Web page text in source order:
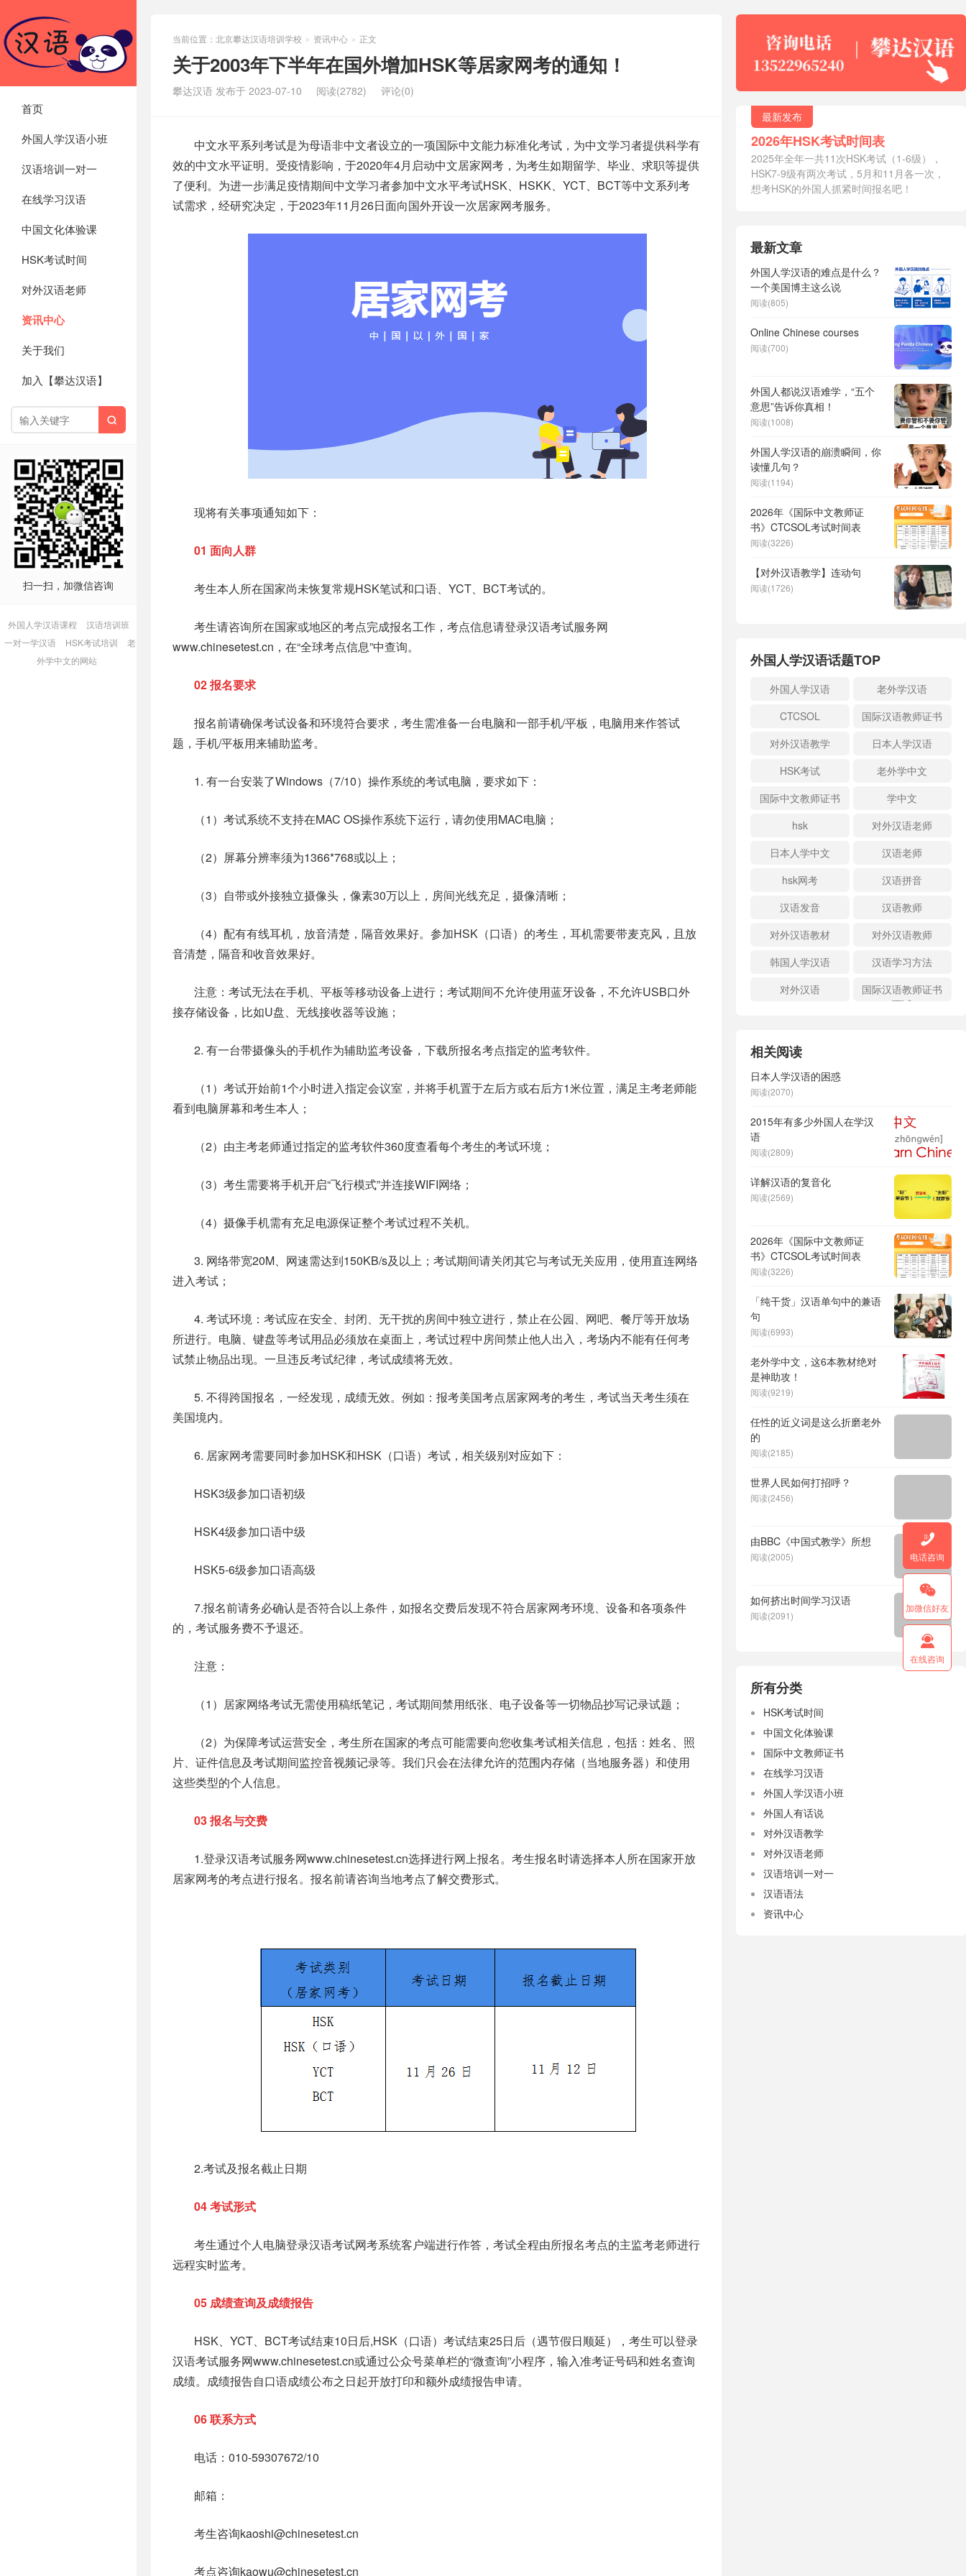
首页
外国人学汉语小班
汉语培训一对一
在线学习汉语
中国文化体验课
HSK考试时间
对外汉语老师
资讯中心
关于我们
加入【攀达汉语】

扫一扫，加微信咨询
外国人学汉语课程
汉语培训班
一对一学汉语
HSK考试培训
老
外学中文的网站
当前位置： 北京攀达汉语培训学校 > 资讯中心 > 正文
关于2003年下半年在国外增加HSK等居家网考的通知！
攀达汉语 发布于 2023-07-10 阅读(2782) 评论(0)
中文水平系列考试是为母语非中文者设立的一项国际中文能力标准化考试，为中文学习者提供科学有
效的中文水平证明。受疫情影响，于2020年4月启动中文居家网考，为考生如期留学、毕业、求职等提供
了便利。 为进一步满足疫情期间中文学习者参加中文水平考试HSK、HSKK、YCT、BCT等中文系列考
试需求，经研究决定，于2023年11月26日面向国外开设一次居家网考服务。
现将有关事项通知如下：
01 面向人群
考生本人所在国家尚未恢复常规HSK笔试和口语、YCT、BCT考试的。
考生请咨询所在国家或地区的考点完成报名工作，考点信息请登录汉语考试服务网
www.chinesetest.cn，在“全球考点信息”中查询。
02报名要求
报名前请确保考试设备和环境符合要求，考生需准备一台电脑和一部手机/平板，电脑用来作答试
题，手机/平板用来辅助监考。
1. 有一台安装了Windows（7/10）操作系统的考试电脑，要求如下：
（1）考试系统不支持在MAC OS操作系统下运行，请勿使用MAC电脑；
（2）屏幕分辨率须为1366*768或以上；
（3）自带或外接独立摄像头，像素30万以上，房间光线充足，摄像清晰；
（4）配有有线耳机，放音清楚，隔音效果好。参加HSK（口语）的考生，耳机需要带麦克风，且放
音清楚，隔音和收音效果好。
注意：考试无法在手机、平板等移动设备上进行；考试期间不允许使用蓝牙设备，不允许USB口外
接存储设备，比如U盘、无线接收器等设施；
2. 有一台带摄像头的手机作为辅助监考设备，下载所报名考点指定的监考软件。
（1）考试开始前1个小时进入指定会议室，并将手机置于左后方或右后方1米位置，满足主考老师能
看到电脑屏幕和考生本人；
（2）由主考老师通过指定的监考软件360度查看每个考生的考试环境；
（3）考生需要将手机开启“飞行模式”并连接WIFI网络；
（4）摄像手机需有充足电源保证整个考试过程不关机。
3. 网络带宽20M、网速需达到150KB/s及以上；考试期间请关闭其它与考试无关应用，使用直连网络
进入考试；
4. 考试环境：考试应在安全、封闭、无干扰的房间中独立进行，禁止在公园、网吧、餐厅等开放场
所进行。电脑、键盘等考试用品必须放在桌面上，考试过程中房间禁止他人出入，考场内不能有任何考
试禁止物品出现。一旦违反考试纪律，考试成绩将无效。
5. 不得跨国报名，一经发现，成绩无效。例如：报考美国考点居家网考的考生，考试当天考生须在
美国境内。
6. 居家网考需要同时参加HSK和HSK（口语）考试，相关级别对应如下：
HSK3级参加口语初级
HSK4级参加口语中级
HSK5-6级参加口语高级
7.报名前请务必确认是否符合以上条件，如报名交费后发现不符合居家网考环境、设备和各项条件
的，考试服务费不予退还。
注意：
（1）居家网络考试无需使用稿纸笔记，考试期间禁用纸张、电子设备等一切物品抄写记录试题；
（2）为保障考试运营安全，考生所在国家的考点可能需要向您收集考试相关信息，包括：姓名、照
片、证件信息及考试期间监控音视频记录等。我们只会在法律允许的范围内存储（当地服务器）和使用
这些类型的个人信息。
03报名与交费
1.登录汉语考试服务网www.chinesetest.cn选择进行网上报名。考生报名时请选择本人所在国家开放
居家网考的考点进行报名。报名前请咨询当地考点了解交费形式。
2.考试及报名截止日期
04考试形式
考生通过个人电脑登录汉语考试网考系统客户端进行作答，考试全程由所报名考点的主监考老师进行
远程实时监考。
05 成绩查询及成绩报告
HSK、YCT、BCT考试结束10日后,HSK（口语）考试结束25日后（遇节假日顺延），考生可以登录
汉语考试服务网www.chinesetest.cn或通过公众号菜单栏的“微查询”小程序，输入准考证号码和姓名查询
成绩。成绩报告自口语成绩公布之日起开放打印和额外成绩报告申请。
06联系方式
电话：010-59307672/10
邮箱：
考生咨询kaoshi@chinesetest.cn
考点咨询kaowu@chinesetest.cn
最新发布
2026年HSK考试时间表
2025年全年一共11次HSK考试（1-6级），
HSK7-9级有两次考试，5月和11月各一次，
想考HSK的外国人抓紧时间报名吧！
最新文章
外国人学汉语的难点是什么？
一个美国博主这么说
阅读(805)
Online Chinese courses
阅读(700)
外国人都说汉语难学，“五个
意思”告诉你真相！
阅读(1008)
外国人学汉语的崩溃瞬间，你
读懂几句？
阅读(1194)
2026年《国际中文教师证
书》CTCSOL考试时间表
阅读(3226)
【对外汉语教学】连动句
阅读(1726)
外国人学汉语话题TOP
外国人学汉语
老外学汉语
CTCSOL
国际汉语教师证书
对外汉语教学
日本人学汉语
HSK考试
老外学中文
国际中文教师证书
学中文
hsk
对外汉语老师
日本人学中文
汉语老师
hsk网考
汉语拼音
汉语发音
汉语教师
对外汉语教材
对外汉语教师
韩国人学汉语
汉语学习方法
对外汉语
国际汉语教师证书
面试
相关阅读
日本人学汉语的困惑
阅读(2070)
2015年有多少外国人在学汉
语
阅读(2809)
详解汉语的复音化
阅读(2569)
2026年《国际中文教师证
书》CTCSOL考试时间表
阅读(3226)
「纯干货」汉语单句中的兼语
句
阅读(6993)
老外学中文，这6本教材绝对
是神助攻！
阅读(9219)
任性的近义词是这么折磨老外
的
阅读(2185)
世界人民如何打招呼？
阅读(2456)
由BBC《中国式教学》所想
阅读(2005)
如何挤出时间学习汉语
阅读(2091)
所有分类
HSK考试时间
中国文化体验课
国际中文教师证书
在线学习汉语
外国人学汉语小班
外国人有话说
对外汉语教学
对外汉语老师
汉语培训一对一
汉语语法
资讯中心

电话咨询

加微信好友

在线咨询